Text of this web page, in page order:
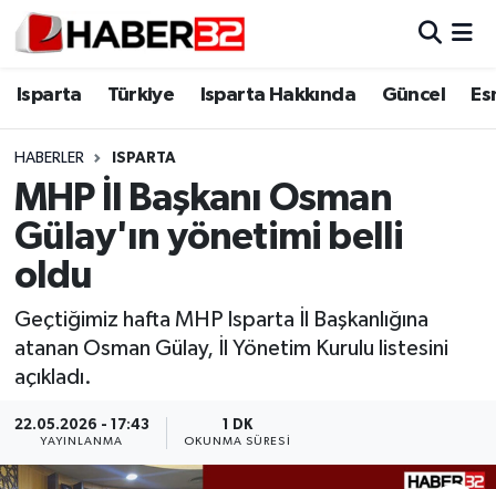
Isparta Türkiye Isparta Hakkında Güncel
HABERLER ISPARTA
MHP İl Başkanı Osman
Gülay'ın yönetimi belli
oldu
Geçtiğimiz hafta MHP Isparta İl Başkanlığına
atanan Osman Gülay, İl Yönetim Kurulu listesini
açıkladı.
22.05.2026 - 17:43
YAYINLANMA
1 DK
OKUNMA SÜRESI
Isparta
Esnaf Diyor ki;
ASAYİŞ
BİLİM VE TEKNOLOJİ
EĞİTİM
GENEL
Güncel
Isparta Nöbetçi Eczaneler
Isparta Trafik Yoğunluk Haritası
Süper Lig Puan Durumu ve Fikstür
Tüm Manşetler
Son Dakika Haberleri
Haber Arşivi